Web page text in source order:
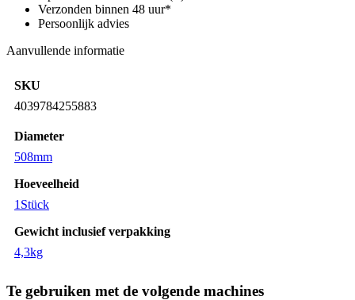
Verzonden binnen 48 uur*
Persoonlijk advies
Aanvullende informatie
SKU
4039784255883
Diameter
508mm
Hoeveelheid
1Stück
Gewicht inclusief verpakking
4,3kg
Te gebruiken met de volgende machines